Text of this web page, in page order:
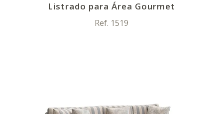
Listrado para Área Gourmet
Ref. 1519